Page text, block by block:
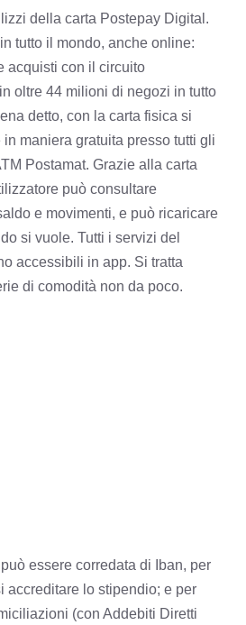
della carta Postepay Digital.
tutto il mondo, anche online:
acquisti con il circuito
oltre 44 milioni di negozi in tutto
detto, con la carta fisica si
maniera gratuita presso tutti gli
Postamat. Grazie alla carta
può consultare
e movimenti, e può ricaricare
si vuole. Tutti i servizi del
accessibili in app. Si tratta
di comodità non da poco.
essere corredata di Iban, per
accreditare lo stipendio; e per
(con Addebiti Diretti